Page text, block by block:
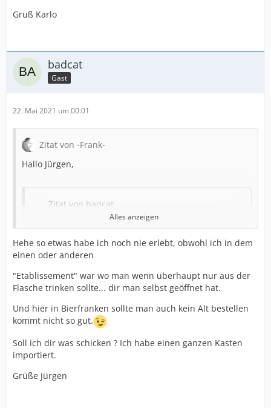
Gruß Karlo
badcat
Gast
22. Mai 2021 um 00:01
Zitat von -Frank-
Hallo Jürgen,
Zitat von badcat
ja ich lebe im Fränkischen Bierparadies dennoch ein
ein Alt zu bestellen, werde ich glatt aus dem Laden
geschmissen
Vor ein paar Jahren war ich mal bei einem Chinesen,
der Diebels auf der Karte hatte, die Flasche die mir stolz
Lass es dir schmecken!
Neidische Grüße
Alles anzeigen
Hehe so etwas habe ich noch nie erlebt, obwohl ich in dem
einen oder anderen
"Etablissement" war wo man wenn überhaupt nur aus der
Flasche trinken sollte... dir man selbst geöffnet hat.
Und hier in Bierfranken sollte man auch kein Alt bestellen
kommt nicht so gut.
Soll ich dir was schicken ? Ich habe einen ganzen Kasten
importiert.
Grüße Jürgen